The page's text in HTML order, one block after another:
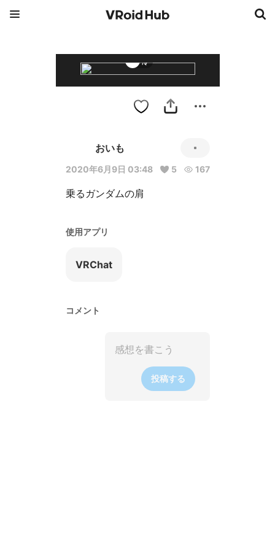
冷
おいも
2020年6月9日 03:48 5 167
乗るガンダムの肩
使用アプリ
VRChat
コメント
投稿する